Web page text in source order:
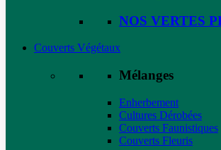
NOS VERTES
Couverts Végétaux
Mélanges
Enherbement
Cultures Dérobées
Couverts Faunistiques
Couverts Fleuris